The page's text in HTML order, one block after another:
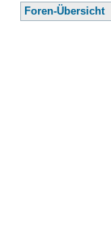
Foren-Übersicht